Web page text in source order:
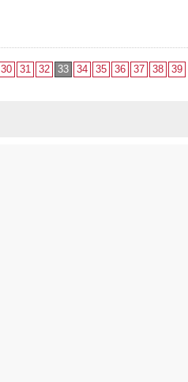
30 31 32 33 34 35 36 37 38 39